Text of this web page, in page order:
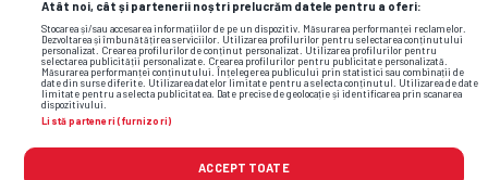
Atât noi, cât și partenerii noștri prelucrăm datele pentru a oferi:
Stocarea și/sau accesarea informațiilor de pe un dispozitiv. Măsurarea performanței reclamelor.
Dezvoltarea și îmbunătățirea serviciilor. Utilizarea profilurilor pentru selectarea conținutului
personalizat. Crearea profilurilor de conținut personalizat. Utilizarea profilurilor pentru
selectarea publicității personalizate. Crearea profilurilor pentru publicitate personalizată.
Măsurarea performanței conținutului. Înțelegerea publicului prin statistici sau combinații de
date din surse diferite. Utilizarea datelor limitate pentru a selecta conținutul. Utilizarea de date
limitate pentru a selecta publicitatea. Date precise de geolocație și identificarea prin scanarea
dispozitivului.
Listă parteneri (furnizori)
ACCEPT TOATE